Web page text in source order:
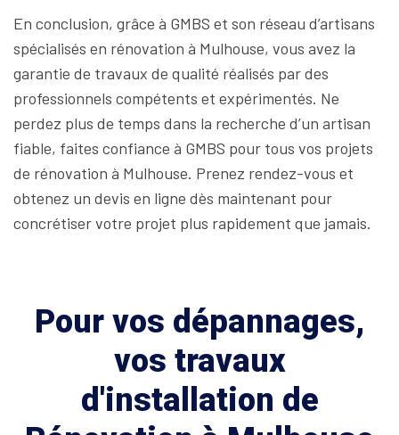
En conclusion, grâce à GMBS et son réseau d’artisans
spécialisés en rénovation à Mulhouse, vous avez la
garantie de travaux de qualité réalisés par des
professionnels compétents et expérimentés. Ne
perdez plus de temps dans la recherche d’un artisan
fiable, faites confiance à GMBS pour tous vos projets
de rénovation à Mulhouse. Prenez rendez-vous et
obtenez un devis en ligne dès maintenant pour
concrétiser votre projet plus rapidement que jamais.
Pour vos dépannages,
vos travaux
d'installation de